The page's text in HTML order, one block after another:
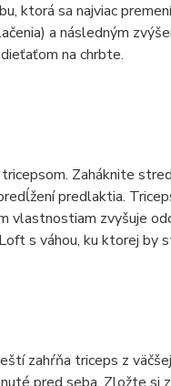
ktorá sa najviac
a následným
na chrbte.
Zaháknite
predlaktia.
vlastnostiam zvyšuje
s váhou, ku ktorej by
zahŕňa triceps z